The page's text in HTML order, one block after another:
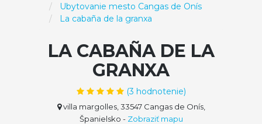
Ubytovanie mesto Cangas de Onís
La cabaña de la granxa
LA CABAÑA DE LA
GRANXA
(3 hodnotenie)
villa margolles, 33547 Cangas de Onís,
Španielsko - Zobraziť mapu